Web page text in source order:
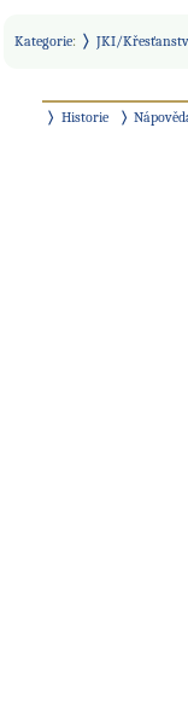
Kategorie: JKI/
Historie